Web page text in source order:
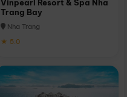
Vinpearl Resort & Spa Nha
Trang Bay
Nha Trang
★ 5.0